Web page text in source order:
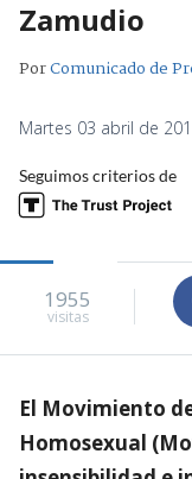
Zamudio
PorComunicado de
Martes 03 abril de
Seguimos criterios de
1955
visitas
El Movimiento
Homosexual